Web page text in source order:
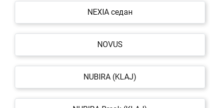
NEXIA седан
NOVUS
NUBIRA (KLAJ)